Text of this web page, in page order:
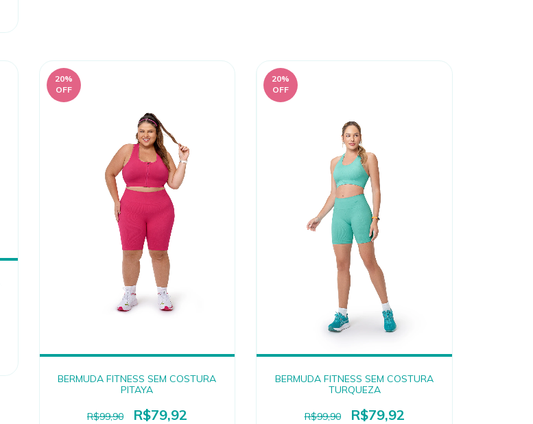
20%
OFF
BERMUDA FITNESS SEM COSTURA
PITAYA
R$99,90 R$79,92
20%
OFF
BERMUDA FITNESS SEM COSTURA
TURQUEZA
R$99,90 R$79,92